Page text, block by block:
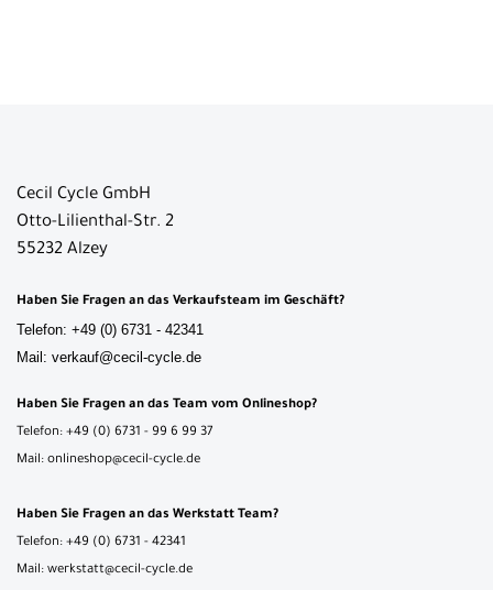
Cecil Cycle GmbH
Otto-Lilienthal-Str. 2
55232 Alzey
Haben Sie Fragen an das Verkaufsteam im Geschäft?
Telefon: +49 (0) 6731 - 42341
Mail: verkauf@cecil-cycle.de
Haben Sie Fragen an das Team vom Onlineshop?
Telefon: +49 (0) 6731 - 99 6 99 37
Mail: onlineshop@cecil-cycle.de
Haben Sie Fragen an das Werkstatt Team?
Telefon: +49 (0) 6731 - 42341
Mail: werkstatt@cecil-cycle.de